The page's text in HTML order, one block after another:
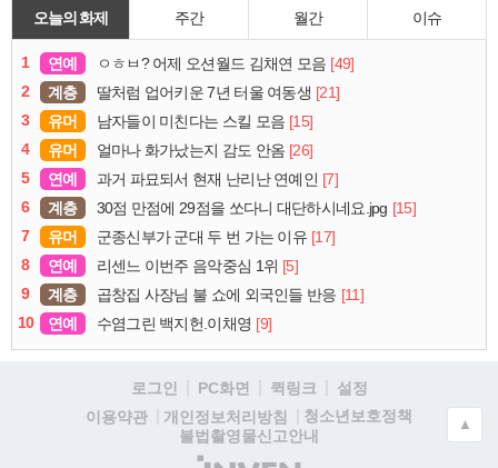
오늘의 화제 주간 월간 이슈
1 연예 ㅇㅎㅂ? 어제 오션월드 김채연 모음 [49]
2
계층 딸처럼 업어키운 7년 터울 여동생 [21]
3
유머 남자들이 미친다는 스킬 모음 [15]
4
유머 얼마나 화가났는지 감도 안옴 [26]
5
연예 과거 파묘되서 현재 난리난 연예인 [7]
6
계층 30점 만점에 29점을 쏘다니 대단하시네요.jpg [15]
7
유머 군종신부가 군대 두 번 가는 이유 [17]
8
연예 리센느 이번주 음악중심 1위 [5]
9
계층 곱창집 사장님 불 쇼에 외국인들 반응 [11]
10
연예 수염그린 백지헌.이채영 [9]
로그인 PC화면 퀵링크
설정
이용약관
개인정보처리방침
청소년보호정책
불법촬영물신고안내
(주)
▲